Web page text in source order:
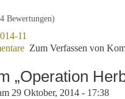
Bewertungen)
11
am „Ring“: Neue böse
Zum Verfassen von
„Operation
29 Oktober, 2014 - 17:38